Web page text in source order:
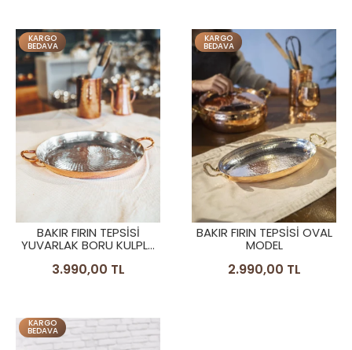
KARGO
BEDAVA
BAKIR FIRIN TEPSİSİ
YUVARLAK BORU KULPLU
3.990,00 TL
KARGO
BEDAVA
BAKIR FIRIN TEPSİSİ OVAL
MODEL
2.990,00 TL
KARGO
BEDAVA